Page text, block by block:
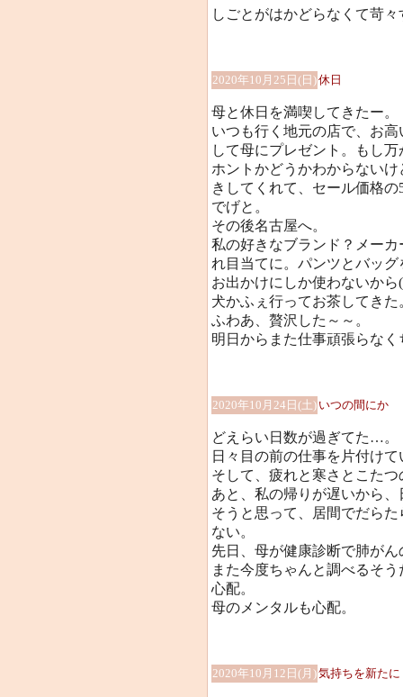
しごとがはかどらなくて苛々
2020年10月25日(日)休日
母と休日を満喫してきたー。
いつも行く地元の店で、お
して母にプレゼント。もし
ホントかどうかわからない
きしてくれて、セール価格
でげと。
その後名古屋へ。
私の好きなブランド？メー
れ目当てに。パンツとバッ
お出かけにしか使わないか
犬かふぇ行ってお茶してきた
ふわあ、贅沢した～～。
明日からまた仕事頑張らな
2020年10月24日(土) いつの間にか
どえらい日数が過ぎてた…。
日々目の前の仕事を片付け
そして、疲れと寒さとこた
あと、私の帰りが遅いから
そうと思って、居間でだら
ない。
先日、母が健康診断で肺が
また今度ちゃんと調べるそう
心配。
母のメンタルも心配。
2020年10月12日(月)気持ちを新たに